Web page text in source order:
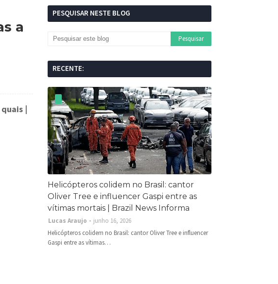
a
|
PESQUISAR NESTE BLOG
RECENTE:
Helicópteros colidem no Brasil: cantor
Oliver Tree e influencer Gaspi entre as
vítimas mortais | Brazil News Informa
Lucas Araujo
junho 16, 2026
Helicópteros colidem no Brasil: cantor Oliver Tree e influencer
Gaspi entre as vítimas…